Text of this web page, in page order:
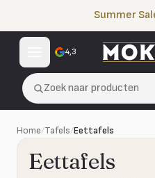
Summer
4,3
Zoek naar producten
Home/Tafels/Eettafels
Eettafels